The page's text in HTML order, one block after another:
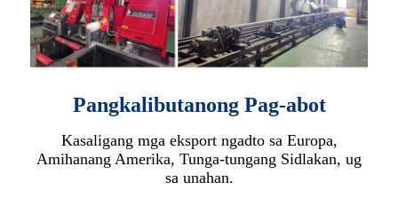
Pangkalibutanong Pag-abot
Kasaligang mga eksport ngadto sa Europa,
Amihanang Amerika, Tunga-tungang Sidlakan, ug
sa unahan.